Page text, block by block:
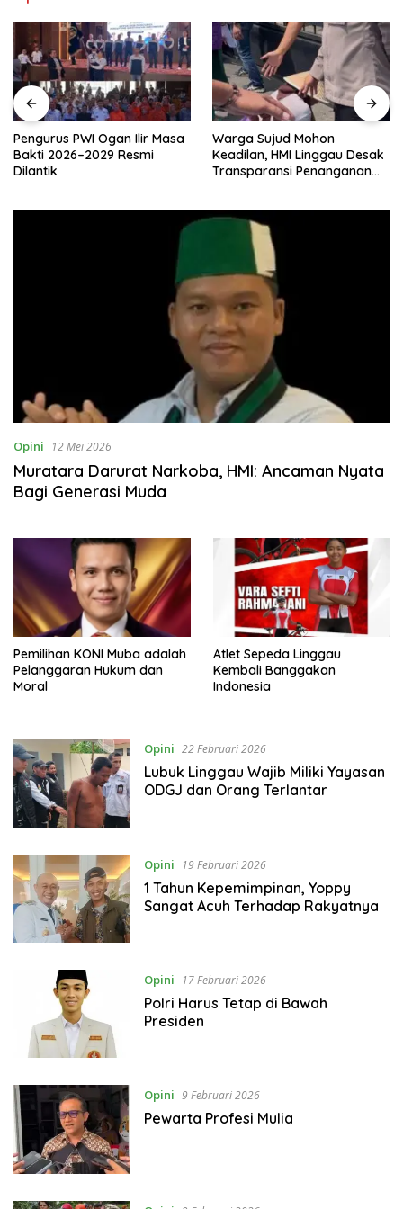
Pengurus PWI Ogan Ilir Masa
Bakti 2026–2029 Resmi
Dilantik
Warga Sujud Mohon
Keadilan, HMI Linggau Desak
Transparansi Penanganan
Opini 12 Mei 2026
Muratara Darurat Narkoba, HMI: Ancaman Nyata
Bagi Generasi Muda
Pemilihan KONI Muba adalah
Pelanggaran Hukum dan
Moral
Atlet Sepeda Linggau
Kembali Banggakan
Indonesia
Opini 22 Februari 2026
Lubuk Linggau Wajib Miliki Yayasan
ODGJ dan Orang Terlantar
Opini 19 Februari 2026
1 Tahun Kepemimpinan, Yoppy
Sangat Acuh Terhadap Rakyatnya
Opini 17 Februari 2026
Polri Harus Tetap di Bawah
Presiden
Opini 9 Februari 2026
Pewarta Profesi Mulia